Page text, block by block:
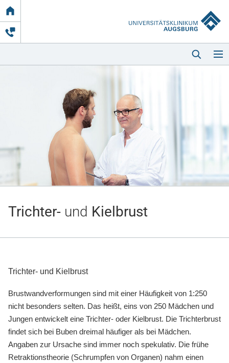
Link
zur
Startseite
Startseite
Kliniken & Einrichtungen
Notaufnahme
Trichter- und Kielbrust
Trichter- und Kielbrust
Brustwandverformungen sind mit einer Häufigkeit von 1:250
nicht besonders selten. Das heißt, eins von 250 Mädchen und
Jungen entwickelt eine Trichter- oder Kielbrust. Die Trichterbrust
findet sich bei Buben dreimal häufiger als bei Mädchen.
Angaben zur Ursache sind immer noch spekulativ. Die frühe
Retraktionstheorie (Schrumpfen von Organen) nahm einen